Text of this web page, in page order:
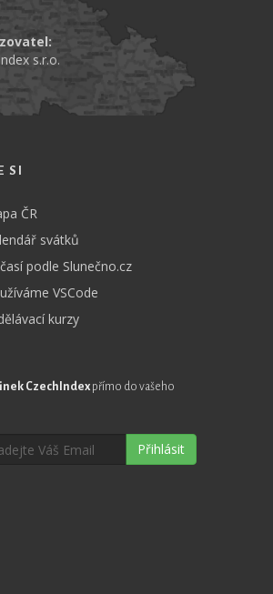
s.r.o.
SI
ČR
svátků
podle Slunečno.cz
VSCode
kurzy
CzechIndex přímo do vašeho
Přihlásit